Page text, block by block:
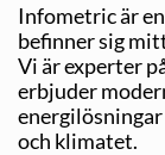
Infometric är
befinner sig
Vi är experter
erbjuder
energilösningar
och klimatet.